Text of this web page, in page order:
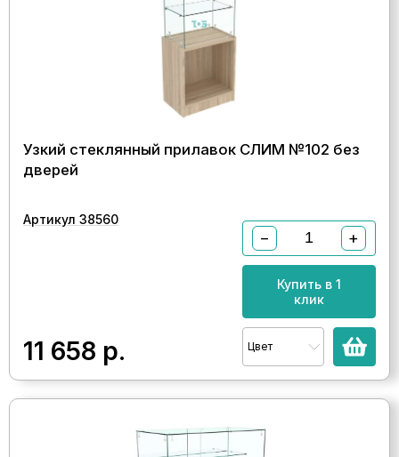
Узкий стеклянный прилавок СЛИМ №102 без
дверей
Артикул 38560
11 658 р.
− +
Купить в 1
клик
Цвет